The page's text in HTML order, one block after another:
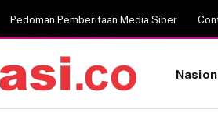
Pedoman Pemberitaan Media Siber